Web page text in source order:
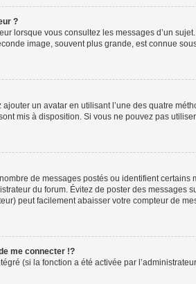
?
lorsque vous consultez les messages d’un
image, souvent plus grande, est connue
un avatar en utilisant l’une des quatre
mis à disposition. Si vous ne pouvez pas
de messages postés ou identifient
du forum. Évitez de poster des
peut facilement abaisser votre compteur de
me connecter !?
(si la fonction a été activée par